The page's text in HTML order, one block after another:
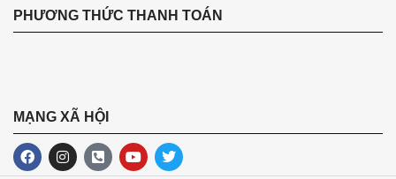
PHƯƠNG THỨC THANH TOÁN
MẠNG XÃ HỘI